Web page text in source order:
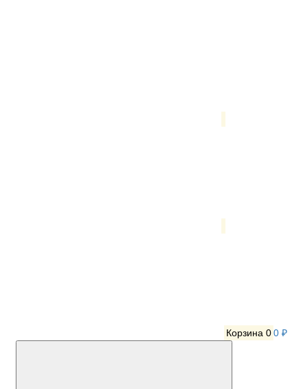
Корзина 00 ₽